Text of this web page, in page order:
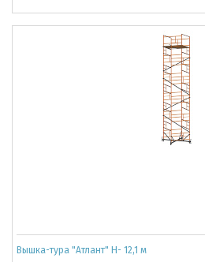
Вышка-тура "Атлант" Н- 12,1 м